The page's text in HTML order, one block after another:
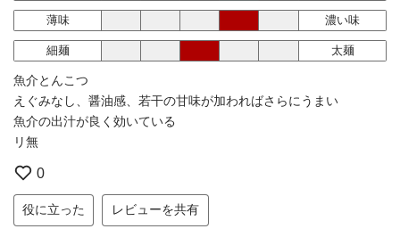
薄味 濃い味
細麺 太麺
魚介とんこつ
えぐみなし、醤油感、若干の甘味が加わればさらにうまい
魚介の出汁が良く効いている
リ無
0
役に立った レビューを共有